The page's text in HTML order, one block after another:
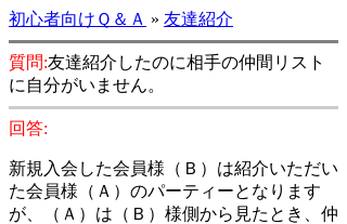
初心者向けＱ＆Ａ » 友達紹介
質問:友達紹介したのに相手の仲間リスト
に自分がいません。
回答:
新規入会した会員様（Ｂ）は紹介いただい
た会員様（Ａ）のパーティーとなります
が、（Ａ）は（Ｂ）様側から見たとき、仲